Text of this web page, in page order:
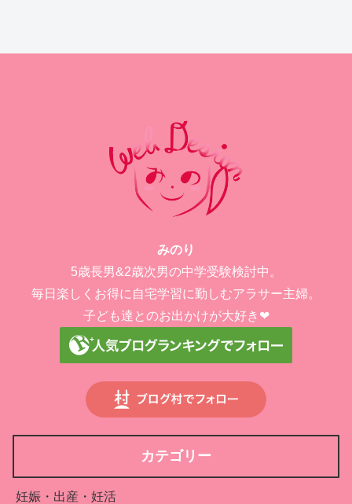
みのり
5歳長男&2歳次男の中学受験検討中。
毎日楽しくお得に自宅学習に勤しむアラサー主婦。
子ども達とのお出かけが大好き❤︎
カテゴリー
妊娠・出産・妊活